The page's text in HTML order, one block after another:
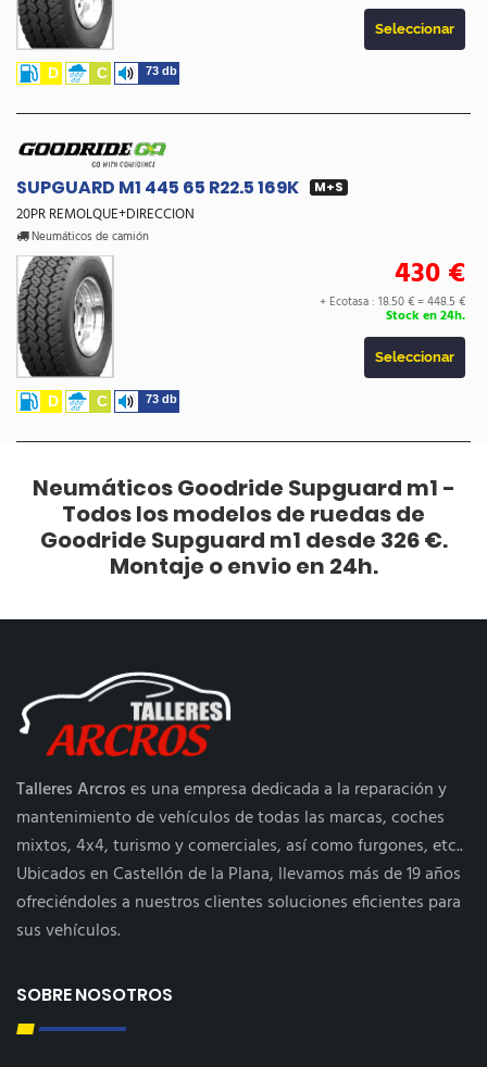
D C 73 db
Seleccionar
SUPGUARD M1 445 65 R22.5 169K M+S
20PR REMOLQUE+DIRECCION
Neumáticos de camión
D C 73 db
430 €
+ Ecotasa : 18.50 € =448.5 €
Stock en 24h.
Seleccionar
Neumáticos Goodride Supguard m1 -
Todos los modelos de ruedas de
Goodride Supguard m1 desde 326 €.
Montaje o envio en 24h.
Talleres Arcroses una empresa dedicada a la reparación y
mantenimiento de vehículos de todas las marcas, coches
mixtos, 4x4, turismo y comerciales, así como furgones, etc..
Ubicados en Castellón de la Plana, llevamos más de 19 años
ofreciéndoles a nuestros clientes soluciones eficientes para
sus vehículos.
SOBRE NOSOTROS